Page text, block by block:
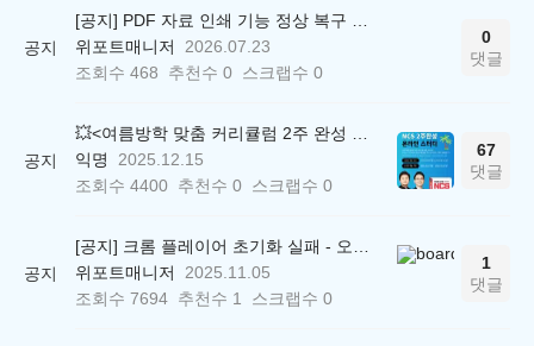
공지
[공지] PDF 자료 인쇄 기능 정상 복구 안내
위포트매니저
2026.07.23
조회수 468 추천수 0 스크랩수 0
0
댓글
공지
💥<여름방학 맞춤 커리큘럼 2주 완성 무료 스터디> 모집 시작!
익명
2025.12.15
조회수 4400 추천수 0 스크랩수 0
67
댓글
공지
[공지] 크롬 플레이어 초기화 실패 - 오류 조치 방법 안내 (Chrome 142 버전, Edge)
위포트매니저
2025.11.05
조회수 7694 추천수 1 스크랩수 0
1
댓글